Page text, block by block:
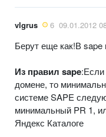
vlgrus 6 09.01.2012
Берут еще как!В sape
Из правил sape
домене, то
системе SAPE
минимальный PR 1,
Яндекс Каталоге